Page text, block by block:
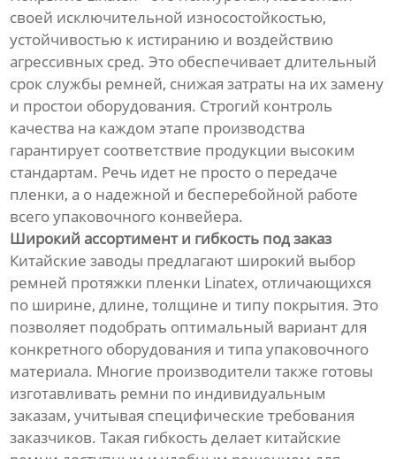
своей исключительной износостойкостью,
устойчивостью к истиранию и воздействию
агрессивных сред. Это обеспечивает длительный
срок службы ремней, снижая затраты на их замену
и простои оборудования. Строгий контроль
качества на каждом этапе производства
гарантирует соответствие продукции высоким
стандартам. Речь идет не просто о передаче
пленки, а о надежной и бесперебойной работе
всего упаковочного конвейера.
Широкий ассортимент и гибкость под заказ
Китайские заводы предлагают широкий выбор
ремней протяжки пленки Linatex, отличающихся
по ширине, длине, толщине и типу покрытия. Это
позволяет подобрать оптимальный вариант для
конкретного оборудования и типа упаковочного
материала. Многие производители также готовы
изготавливать ремни по индивидуальным
заказам, учитывая специфические требования
заказчиков. Такая гибкость делает китайские